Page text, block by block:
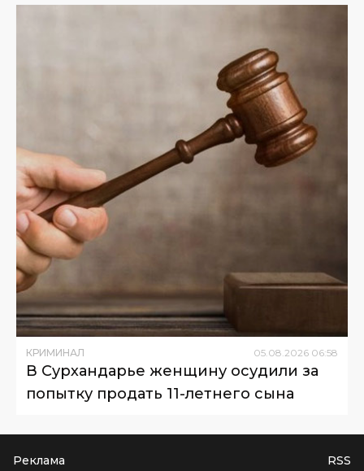
КРИМИНАЛ 05.08.2026 06:58
В Сурхандарье женщину осудили за
попытку продать 11-летнего сына
Реклама RSS